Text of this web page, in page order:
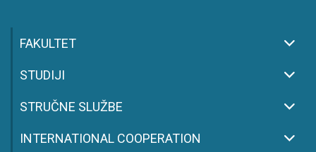
FAKULTET
STUDIJI
STRUČNE SLUŽBE
INTERNATIONAL COOPERATION